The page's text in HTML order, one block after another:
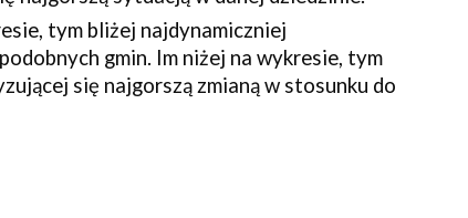
tym bliżej najdynamiczniej
gmin. Im niżej na wykresie, tym
się najgorszą zmianą w stosunku do